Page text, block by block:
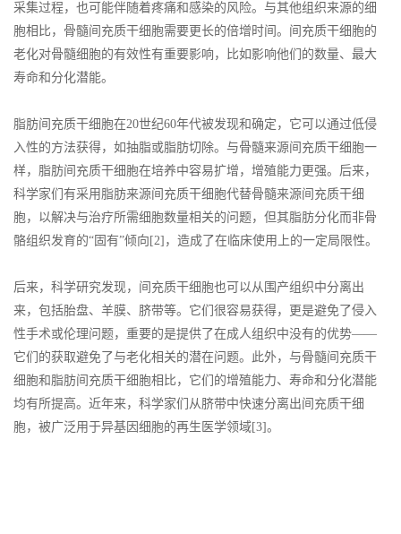
采集过程，也可能伴随着疼痛和感染的风险。与其他组织来源的细
胞相比，骨髓间充质干细胞需要更长的倍增时间。间充质干细胞的
老化对骨髓细胞的有效性有重要影响，比如影响他们的数量、最大
寿命和分化潜能。
脂肪间充质干细胞在20世纪60年代被发现和确定，它可以通过低侵
入性的方法获得，如抽脂或脂肪切除。与骨髓来源间充质干细胞一
样，脂肪间充质干细胞在培养中容易扩增，增殖能力更强。后来，
科学家们有采用脂肪来源间充质干细胞代替骨髓来源间充质干细
胞，以解决与治疗所需细胞数量相关的问题，但其脂肪分化而非骨
骼组织发育的“固有”倾向[2]，造成了在临床使用上的一定局限性。
后来，科学研究发现，间充质干细胞也可以从围产组织中分离出
来，包括胎盘、羊膜、脐带等。它们很容易获得，更是避免了侵入
性手术或伦理问题，重要的是提供了在成人组织中没有的优势——
它们的获取避免了与老化相关的潜在问题。此外，与骨髓间充质干
细胞和脂肪间充质干细胞相比，它们的增殖能力、寿命和分化潜能
均有所提高。近年来，科学家们从脐带中快速分离出间充质干细
胞，被广泛用于异基因细胞的再生医学领域[3]。